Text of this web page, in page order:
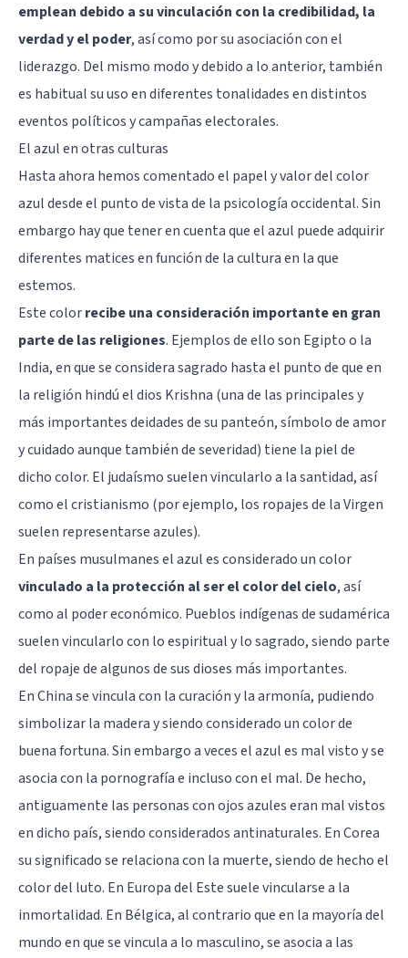
emplean debido a su vinculación con la credibilidad, la
verdad y el poder, así como por su asociación con el
liderazgo. Del mismo modo y debido a lo anterior, también
es habitual su uso en diferentes tonalidades en distintos
eventos políticos y campañas electorales.
El azul en otras culturas
Hasta ahora hemos comentado el papel y valor del color
azul desde el punto de vista de la psicología occidental. Sin
embargo hay que tener en cuenta que el azul puede adquirir
diferentes matices en función de la cultura en la que
estemos.
Este colorrecibe una consideración importante en gran
parte de las religiones. Ejemplos de ello son Egipto o la
India, en que se considera sagrado hasta el punto de que en
la religión hindú el dios Krishna (una de las principales y
más importantes deidades de su panteón, símbolo de amor
y cuidado aunque también de severidad) tiene la piel de
dicho color. El judaísmo suelen vincularlo a la santidad, así
como el cristianismo (por ejemplo, los ropajes de la Virgen
suelen representarse azules).
En países musulmanes el azul es considerado un color
vinculado a la protección al ser el color del cielo, así
como al poder económico. Pueblos indígenas de sudamérica
suelen vincularlo con lo espiritual y lo sagrado, siendo parte
del ropaje de algunos de sus dioses más importantes.
En China se vincula con la curación y la armonía, pudiendo
simbolizar la madera y siendo considerado un color de
buena fortuna. Sin embargo a veces el azul es mal visto y se
asocia con la pornografía e incluso con el mal. De hecho,
antiguamente las personas con ojos azules eran mal vistos
en dicho país, siendo considerados antinaturales. En Corea
su significado se relaciona con la muerte, siendo de hecho el
color del luto. En Europa del Este suele vincularse a la
inmortalidad. En Bélgica, al contrario que en la mayoría del
mundo en que se vincula a lo masculino, se asocia a las